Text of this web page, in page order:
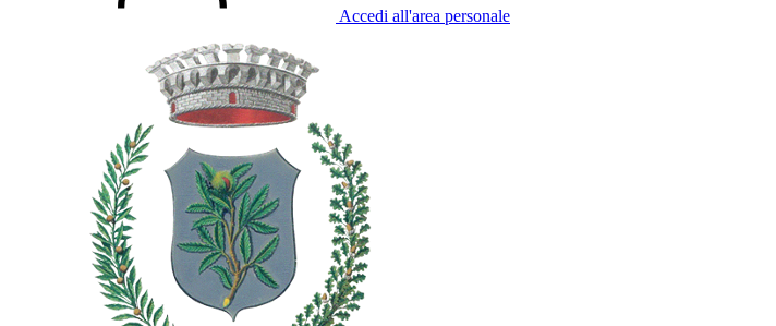
Accedi all'area personale